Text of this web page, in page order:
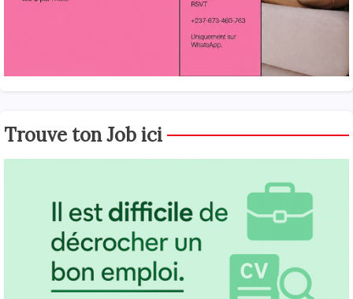
Trouve ton Job ici